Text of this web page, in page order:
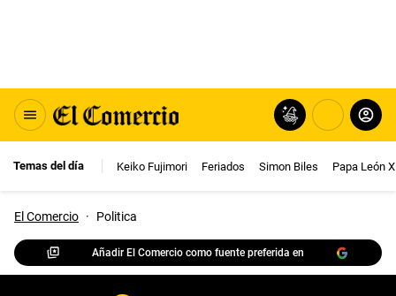
Temas del día Keiko Fujimori Feriados Simon Biles Papa León
El Comercio · Politica
Añadir El Comercio como fuente preferida en